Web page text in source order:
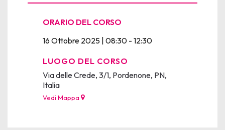
ORARIO DEL CORSO
16 Ottobre 2025 | 08:30 - 12:30
LUOGO DEL CORSO
Via delle Crede, 3/1, Pordenone, PN,
Italia
Vedi Mappa